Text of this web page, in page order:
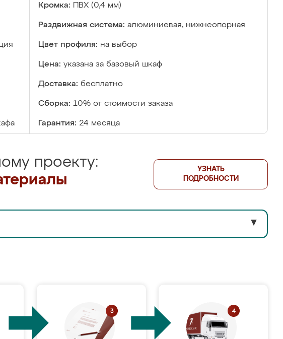
Кромка: ПВХ (0,4 мм)
Раздвижная система: алюминиевая, нижнеопорная
Цвет профиля: на выбор
Цена: указана за базовый шкаф
Доставка: бесплатно
Сборка: 10% от стоимости заказа
Гарантия: 24 месяца
проекту:
УЗНАТЬ
ПОДРОБНОСТИ
▼